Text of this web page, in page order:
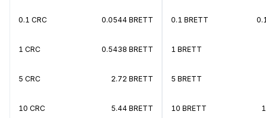
0.1 CRC 0.0544 BRETT
1 CRC 0.5438 BRETT
5 CRC 2.72 BRETT
10 CRC 5.44 BRETT
0.1 BRETT
1 BRETT
5 BRETT
10 BRETT